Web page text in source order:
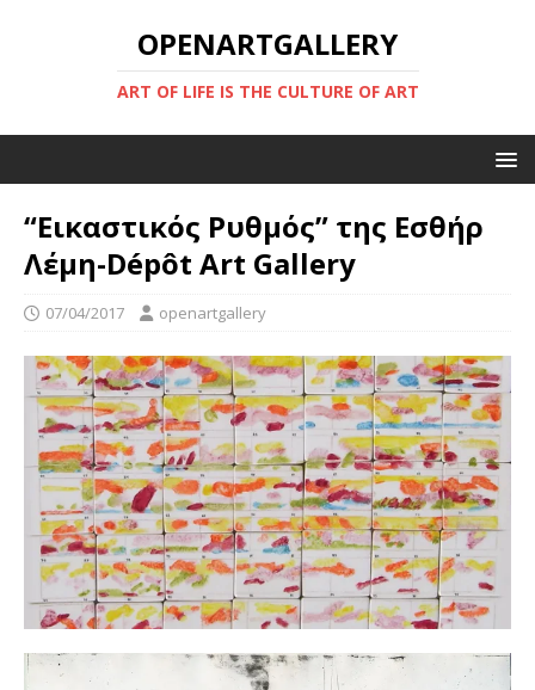
OPENARTGALLERY
ART OF LIFE IS THE CULTURE OF ART
“Eικαστικός Ρυθμός” της Εσθήρ
Λέμη-Dépôt Art Gallery
07/04/2017 openartgallery